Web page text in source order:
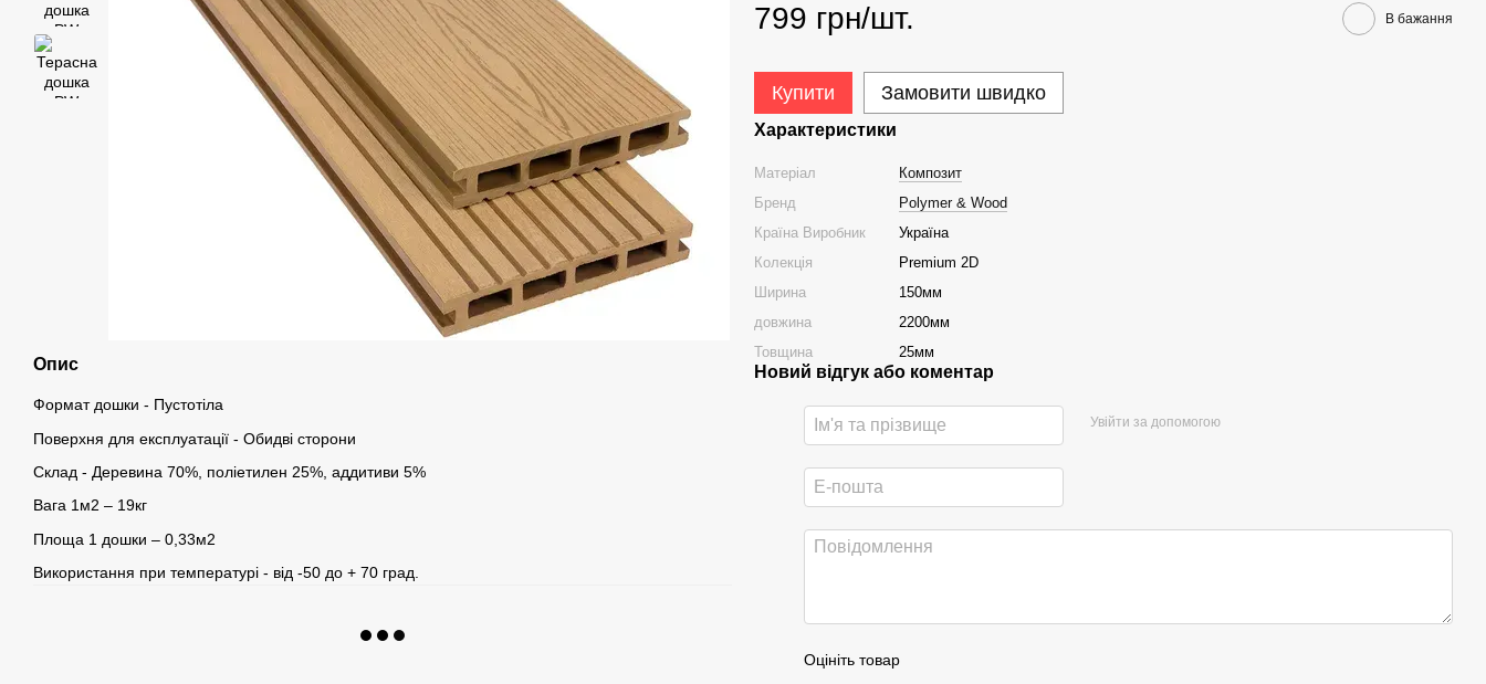
Опис
Формат дошки - Пустотіла
Поверхня для експлуатації - Обидві сторони
Склад - Деревина 70%, поліетилен 25%, аддитиви 5%
Вага 1м2 – 19кг
Площа 1 дошки – 0,33м2
Використання при температурі - від -50 до + 70 град.
799 грн/шт. В бажання
Купити Замовити швидко
Характеристики
Матеріал
Композит
Бренд
Polymer & Wood
Країна Виробник
Україна
Колекція
Premium 2D
Ширина
150мм
довжина
2200мм
Товщина
25мм
Новий відгук або коментар
Увійти за допомогою
Оцініть товар